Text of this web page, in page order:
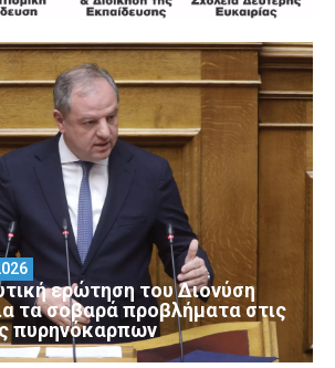
ερώτηση του Διονύση
τα σοβαρά προβλήματα στις
πυρηνόκαρπων